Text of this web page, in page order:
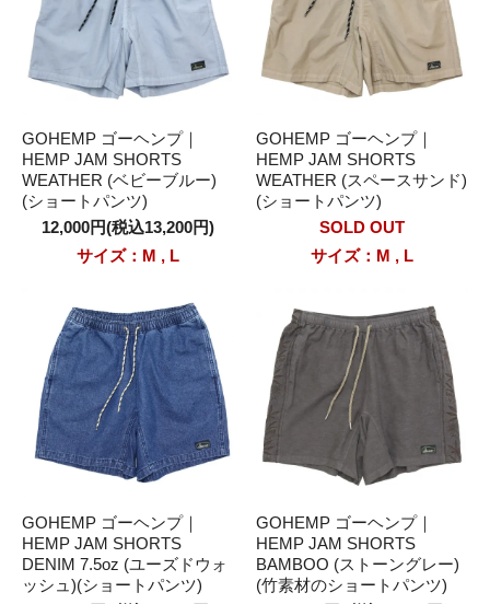
GOHEMP ゴーヘンプ｜
HEMP JAM SHORTS
WEATHER (ベビーブルー)
(ショートパンツ)
12,000円(税込13,200円)
サイズ：M , L
GOHEMP ゴーヘンプ｜
HEMP JAM SHORTS
WEATHER (スペースサンド)
(ショートパンツ)
SOLD OUT
サイズ：M , L
GOHEMP ゴーヘンプ｜
HEMP JAM SHORTS
DENIM 7.5oz (ユーズドウォ
ッシュ)(ショートパンツ)
GOHEMP ゴーヘンプ｜
HEMP JAM SHORTS
BAMBOO (ストーングレー)
(竹素材のショートパンツ)